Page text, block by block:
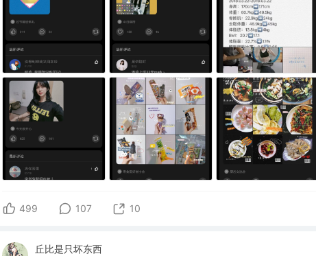
499 107 10
丘比是只坏东西